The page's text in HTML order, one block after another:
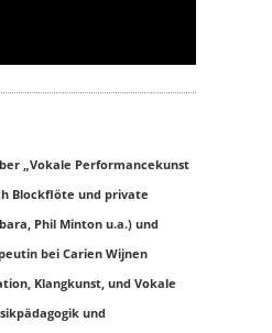
„Vokale Performancekunst
Blockflöte und private
Phil Minton u.a.) und
bei Carien Wijnen
Klangkunst, und Vokale
und